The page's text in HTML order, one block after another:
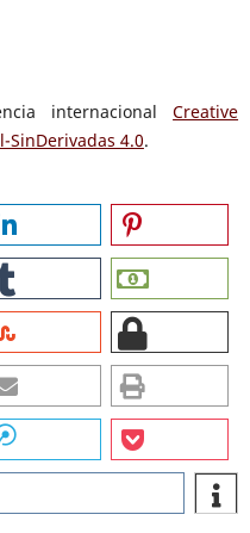
internacionalCreative
SinDerivadas 4.0.